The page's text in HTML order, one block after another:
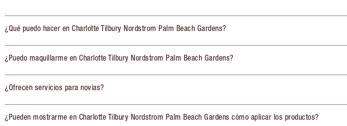
¿Qué puedo hacer en Charlotte Tilbury Nordstrom Palm Beach Gardens?
¿Puedo maquillarme en Charlotte Tilbury Nordstrom Palm Beach Gardens?
¿Ofrecen servicios para novias?
¿Pueden mostrarme en Charlotte Tilbury Nordstrom Palm Beach Gardens cómo aplicar los productos?